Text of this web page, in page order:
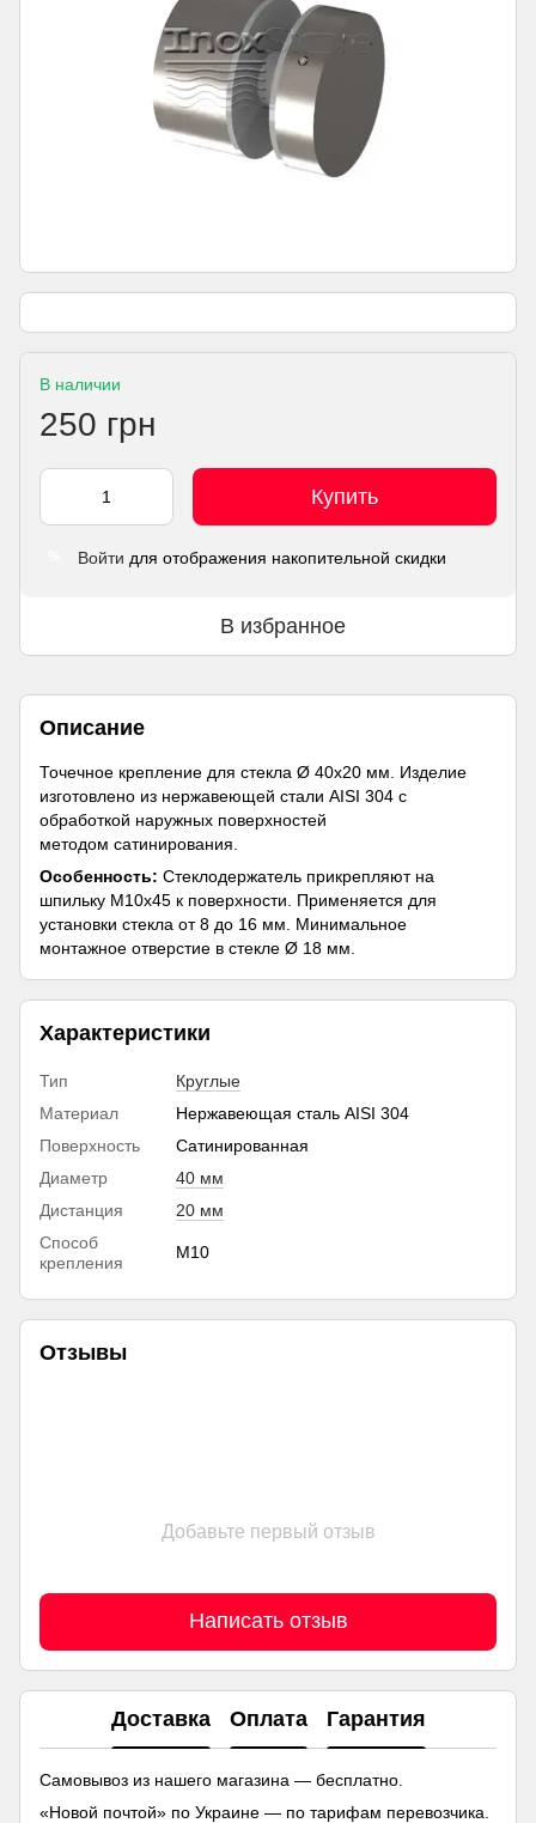
В наличии
250 грн
Купить
Войти для отображения накопительной скидки
В избранное
Описание
Точечное крепление для стекла Ø 40х20 мм. Изделие
изготовлено из нержавеющей стали AISI 304 с
обработкой наружных поверхностей
методом сатинирования.
Особенность: Стеклодержатель прикрепляют на
шпильку М10х45 к поверхности. Применяется для
установки стекла от 8 до 16 мм. Минимальное
монтажное отверстие в стекле Ø 18 мм.
Характеристики
Тип
Круглые
Материал
Нержавеющая сталь AISI 304
Поверхность
Сатинированная
Диаметр
40 мм
Дистанция
20 мм
Способ
крепления
М10
Отзывы
Добавьте первый отзыв
Написать отзыв
Доставка Оплата Гарантия
Самовывоз из нашего магазина — бесплатно.
«Новой почтой» по Украине — по тарифам перевозчика.